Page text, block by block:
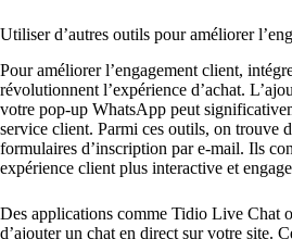
Utiliser d’autres outils pour améliorer
Pour améliorer l’engagement client,
révolutionnent l’expérience d’achat.
votre pop-up WhatsApp peut
service client. Parmi ces outils, on trouve
formulaires d’inscription par e-mail. Ils
expérience client plus interactive et
Des applications comme Tidio Live Chat
d’ajouter un chat en direct sur votre site.